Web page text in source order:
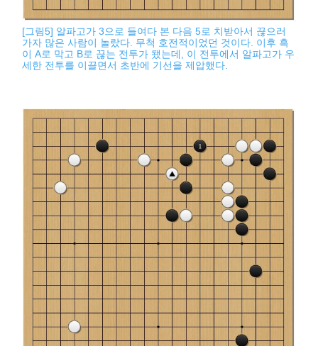
[그림5] 알파고가 3으로 들여다 본 다음 5로 치받아서 끊으러
가자 많은 사람이 놀랐다. 무척 호전적이었던 것이다. 이후 흑
이 A로 막고 B로 끊는 전투가 됐는데, 이 전투에서 알파고가 우
세한 전투를 이끌면서 초반에 기선을 제압했다.